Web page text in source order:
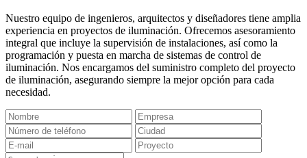
Nuestro equipo de ingenieros, arquitectos y diseñadores tiene amplia
experiencia en proyectos de iluminación. Ofrecemos asesoramiento
integral que incluye la supervisión de instalaciones, así como la
programación y puesta en marcha de sistemas de control de
iluminación. Nos encargamos del suministro completo del proyecto
de iluminación, asegurando siempre la mejor opción para cada
necesidad.